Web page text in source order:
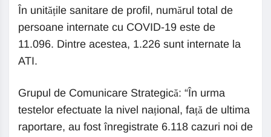
În unitățile sanitare de profil, numărul total de
persoane internate cu COVID-19 este de
11.096. Dintre acestea, 1.226 sunt internate la
ATI.
Grupul de Comunicare Strategică: “În urma
testelor efectuate la nivel național, față de ultima
raportare, au fost înregistrate 6.118 cazuri noi de